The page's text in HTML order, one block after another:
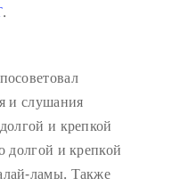
.
и слушания
и крепкой
долгой и крепкой
ламы. Также